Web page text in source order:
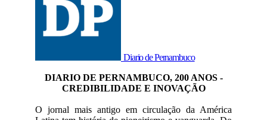
Diario de Pernambuco
DIARIO DE PERNAMBUCO, 200 ANOS -
CREDIBILIDADE E INOVAÇÃO
O jornal mais antigo em circulação da América